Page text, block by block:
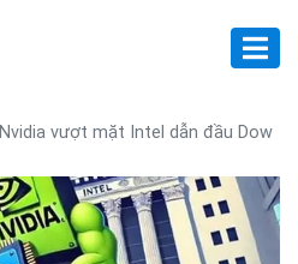
Nvidia vượt mặt Intel dẫn đầu Dow